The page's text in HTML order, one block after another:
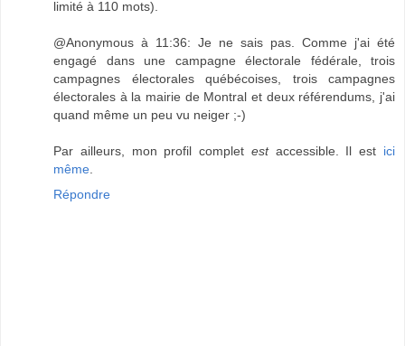
limité à 110 mots).
@Anonymous à 11:36: Je ne sais pas. Comme j'ai été
engagé dans une campagne électorale fédérale, trois
campagnes électorales québécoises, trois campagnes
électorales à la mairie de Montral et deux référendums, j'ai
quand même un peu vu neiger ;-)
Par ailleurs, mon profil complet estaccessible. Il est ici
même.
Répondre